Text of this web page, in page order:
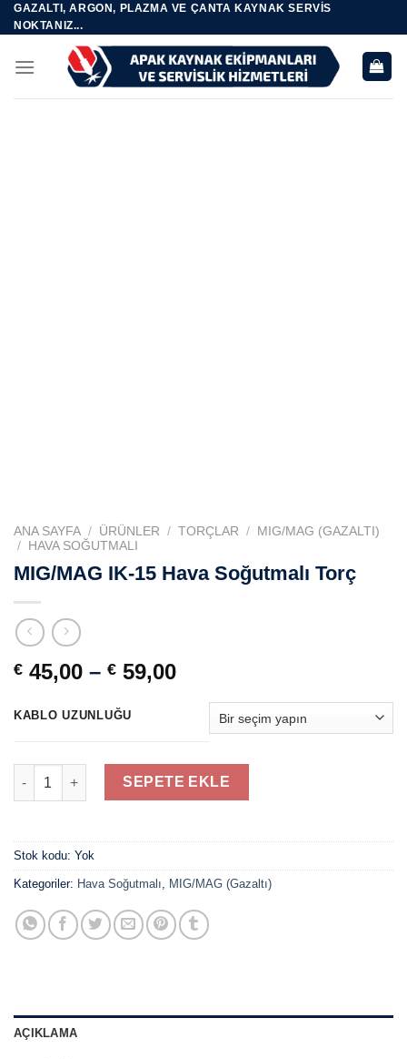
Skip
to
GAZALTI, ARGON, PLAZMA VE ÇANTA KAYNAK SERVIS
NOKTANIZ...
ANA SAYFA / ÜRÜNLER / TORÇLAR /
MIG/MAG (GAZALTI)
/
HAVA SOĞUTMALI
MIG/MAG IK-15 Hava Soğutmalı Torç
€ 45,00 – € 59,00Fiyat
€ 45,00
€ 59,00
KABLO UZUNLUĞU
MIG/MAG IK-15 Hava Soğutmalı Torç adet
SEPETE EKLE
Stok kodu: Yok
Kategoriler: Hava Soğutmalı, MIG/MAG (Gazaltı)
AÇIKLAMA